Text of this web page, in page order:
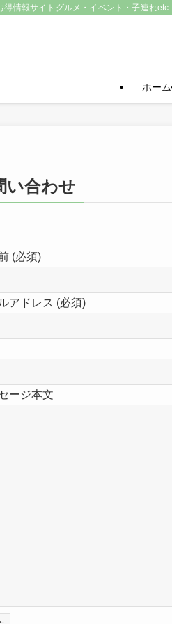
情報サイトグルメ・イベント・子連れetc.
ホーム
い合わせ
(必須)
アドレス (必須)
ージ本文